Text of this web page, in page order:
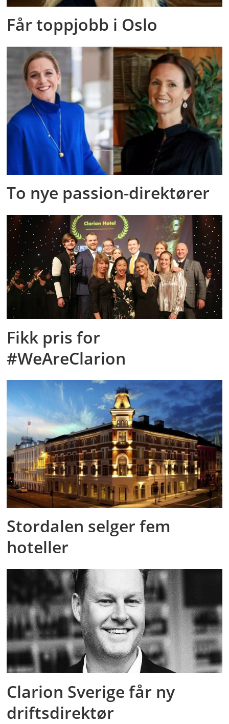
Får toppjobb i Oslo
To nye passion-direktører
Fikk pris for
#WeAreClarion
Stordalen selger fem
hoteller
Clarion Sverige får ny
driftsdirektør